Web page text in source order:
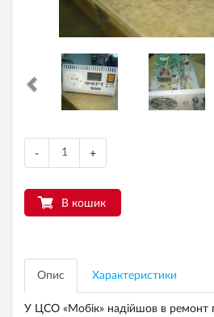
- +
В кошик
Опис Характеристики
У ЦСО «Мобік» надійшов в ремонт